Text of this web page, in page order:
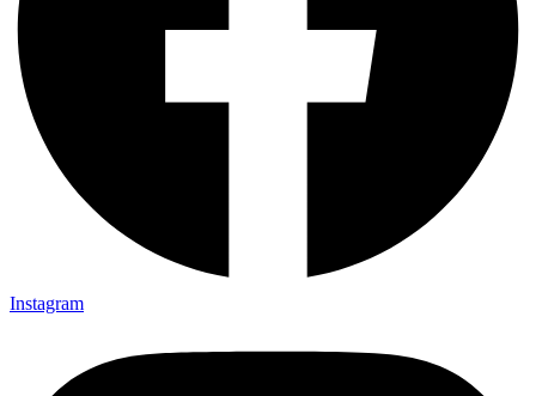
Instagram